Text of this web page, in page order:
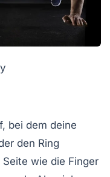
bei dem deine
den Ring
wie die Finger